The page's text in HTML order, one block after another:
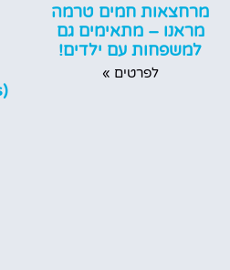
מרחצאות חמים טרמה
מראנו – מתאימים גם
למשפחות עם ילדים!
לפרטים »